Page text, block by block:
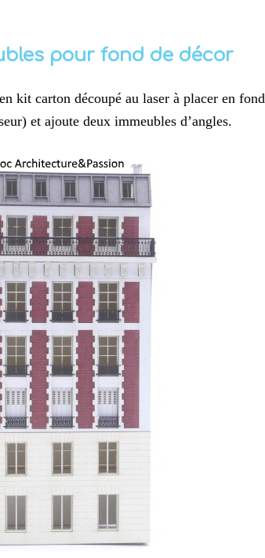
pour fond de décor
kit carton découpé au laser à placer en
et ajoute deux immeubles d’angles.